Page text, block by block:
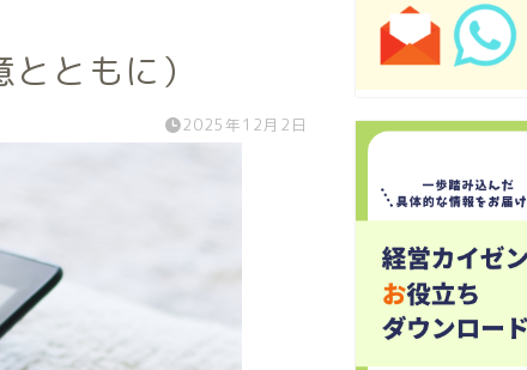
ともに）
2025年12月2日